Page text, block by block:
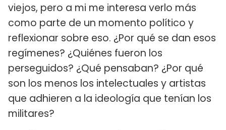
viejos, pero a mi me interesa verlo más
como parte de un momento político y
reflexionar sobre eso. ¿Por qué se dan esos
regímenes? ¿Quiénes fueron los
perseguidos? ¿Qué pensaban? ¿Por qué
son los menos los intelectuales y artistas
que adhieren a la ideología que tenían los
militares?